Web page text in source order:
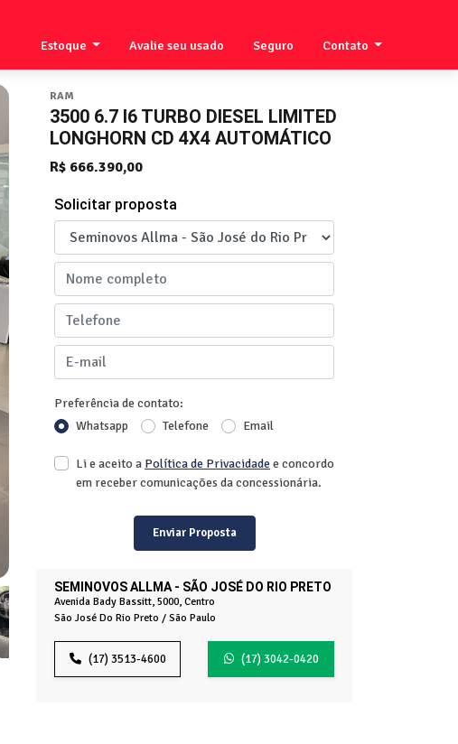
Estoque Avalie seu usado Seguro Contato
RAM
3500 6.7 I6 TURBO DIESEL LIMITED
LONGHORN CD 4X4 AUTOMÁTICO
R$ 666.390,00
SEMINOVOS ALLMA - SÃO JOSÉ DO RIO PRETO
Avenida Bady Bassitt, 5000, Centro
São José Do Rio Preto / São Paulo
(17) 3513-4600 (17) 3042-0420
Solicitar proposta
Preferência de contato:
Whatsapp
Telefone Email
Li e aceito a Política de Privacidadee concordo
em receber comunicações da concessionária.
Enviar Proposta